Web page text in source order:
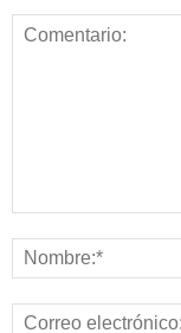
nutrición